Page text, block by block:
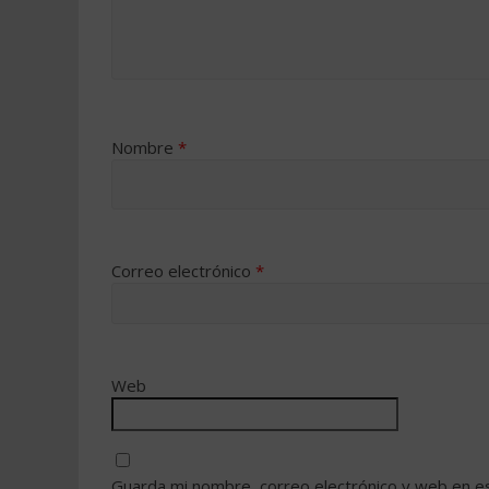
Nombre *
Correo electrónico *
Web